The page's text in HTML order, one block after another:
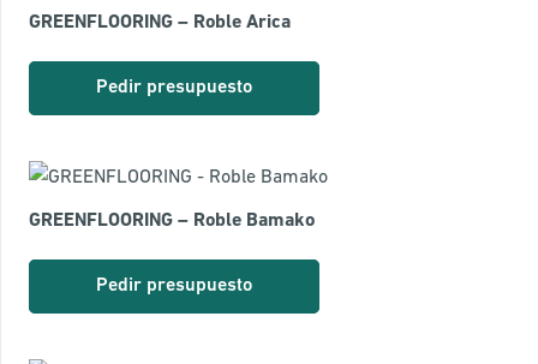
GREENFLOORING – Roble Arica
Pedir presupuesto
GREENFLOORING – Roble Bamako
Pedir presupuesto